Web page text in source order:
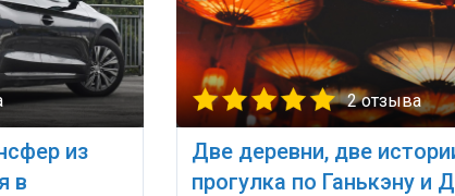
из
в
2 отзыва
Две деревни, две
прогулка по Ганькэну и